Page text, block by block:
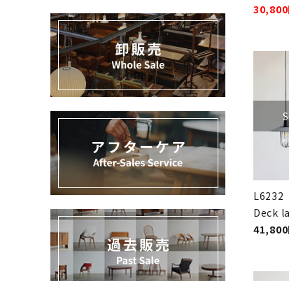
納品事例
エキシビジョン・展示会
ACCOUNT MENU
ようこそ ゲスト 様
ログイン person 新規会員登録
30,800
L6232
Deck
41,800